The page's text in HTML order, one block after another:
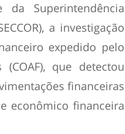
da Superintendência
a investigação
expedido pelo
que detectou
financeiras
econômico financeira